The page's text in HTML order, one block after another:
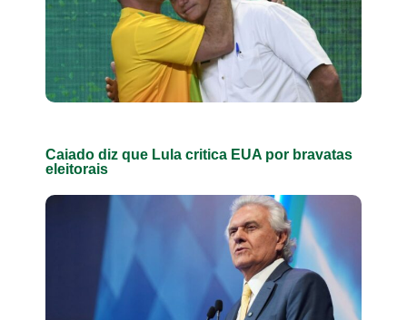
Caiado diz que Lula critica EUA por bravatas
eleitorais